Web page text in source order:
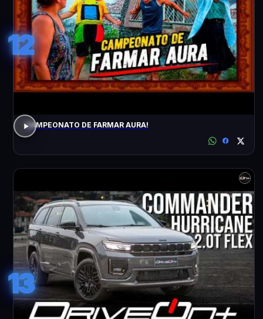
12
CAMPEONATO DE FARMAR AURA!
13